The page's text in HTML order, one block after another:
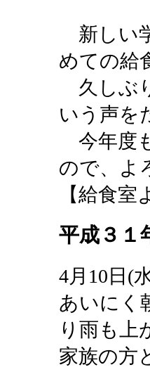
新しい
めての給
久しぶ
いう声を
今年度
ので、よ
【給食室
平成３
4月10日(
あいにく
り雨も上
家族の方